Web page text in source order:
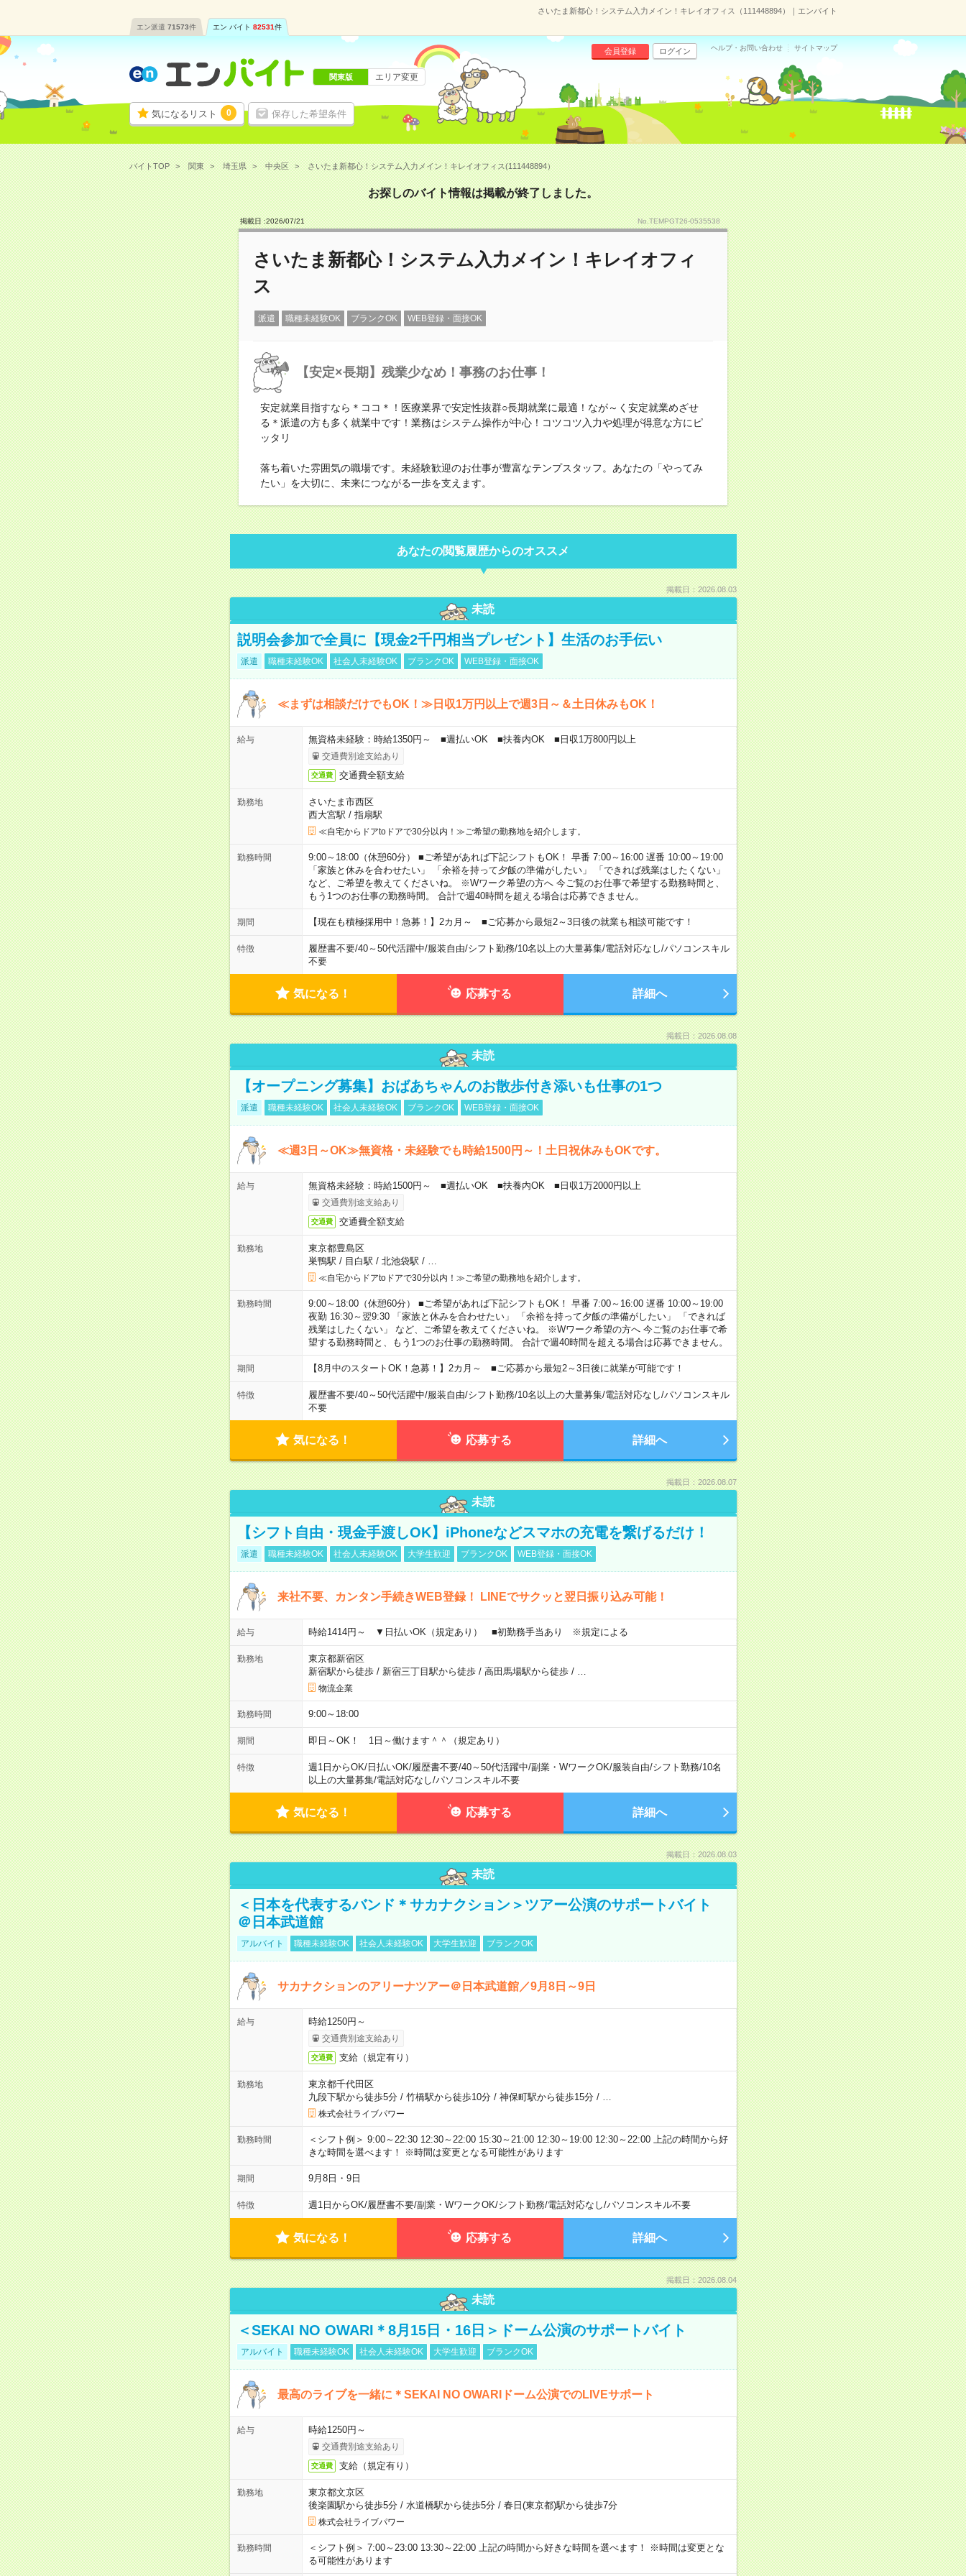
さいたま新都心！システム入力メイン！キレイオフィス（111448894）｜エンバイト
エン派遣 71573件 エン バイト 82531件
気になるリスト 0 保存した希望条件
会員登録 ログイン ヘルプ・お問い合わせ サイトマップ
関東版 エリア変更
バイトTOP 関東 埼玉県 中央区 さいたま新都心！システム入力メイン！キレイオフィス(111448894）
お探しのバイト情報は掲載が終了しました。
掲載日 :2026/07/21 No.TEMPGT26-0535538
さいたま新都心！システム入力メイン！キレイオフィ
ス
派遣 職種未経験OK ブランクOK WEB登録・面接OK
【安定×長期】残業少なめ！事務のお仕事！
安定就業目指すなら＊ココ＊！医療業界で安定性抜群○長期就業に最適！なが～く安定就業めざせ
る＊派遣の方も多く就業中です！業務はシステム操作が中心！コツコツ入力や処理が得意な方にピ
ッタリ
落ち着いた雰囲気の職場です。未経験歓迎のお仕事が豊富なテンプスタッフ。あなたの「やってみ
たい」を大切に、未来につながる一歩を支えます。
あなたの閲覧履歴からのオススメ
掲載日：2026.08.03
未読
説明会参加で全員に【現金2千円相当プレゼント】生活のお手伝い
派遣 職種未経験OK 社会人未経験OK ブランクOK WEB登録・面接OK
≪まずは相談だけでもOK！≫日収1万円以上で週3日～＆土日休みもOK！
給与 無資格未経験：時給1350円～ ■週払いOK ■扶養内OK ■日収1万800円以上
交通費別途支給あり
交通費 交通費全額支給
勤務地
さいたま市西区
西大宮駅 / 指扇駅
≪自宅からドアtoドアで30分以内！≫ご希望の勤務地を紹介します。
勤務時間
9:00～18:00（休憩60分） ■ご希望があれば下記シフトもOK！ 早番 7:00～16:00 遅番 10:00～19:00
「家族と休みを合わせたい」 「余裕を持って夕飯の準備がしたい」 「できれば残業はしたくない」
など、ご希望を教えてくださいね。 ※Wワーク希望の方へ 今ご覧のお仕事で希望する勤務時間と、
もう1つのお仕事の勤務時間。 合計で週40時間を超える場合は応募できません。
期間 【現在も積極採用中！急募！】2カ月～ ■ご応募から最短2～3日後の就業も相談可能です！
特徴 履歴書不要/40～50代活躍中/服装自由/シフト勤務/10名以上の大量募集/電話対応なし/パソコンスキル
不要
気になる！ 応募する 詳細へ
掲載日：2026.08.08
未読
【オープニング募集】おばあちゃんのお散歩付き添いも仕事の1つ
派遣 職種未経験OK 社会人未経験OK ブランクOK WEB登録・面接OK
≪週3日～OK≫無資格・未経験でも時給1500円～！土日祝休みもOKです。
給与 無資格未経験：時給1500円～ ■週払いOK ■扶養内OK ■日収1万2000円以上
交通費別途支給あり
交通費 交通費全額支給
勤務地
東京都豊島区
巣鴨駅 / 目白駅 / 北池袋駅 /
≪自宅からドアtoドアで30分以内！≫ご希望の勤務地を紹介します。
勤務時間
9:00～18:00（休憩60分） ■ご希望があれば下記シフトもOK！ 早番 7:00～16:00 遅番 10:00～19:00
夜勤 16:30～翌9:30 「家族と休みを合わせたい」 「余裕を持って夕飯の準備がしたい」 「できれば
残業はしたくない」 など、ご希望を教えてくださいね。 ※Wワーク希望の方へ 今ご覧のお仕事で希
望する勤務時間と、もう1つのお仕事の勤務時間。 合計で週40時間を超える場合は応募できません。
期間 【8月中のスタートOK！急募！】2カ月～ ■ご応募から最短2～3日後に就業が可能です！
特徴 履歴書不要/40～50代活躍中/服装自由/シフト勤務/10名以上の大量募集/電話対応なし/パソコンスキル
不要
気になる！ 応募する 詳細へ
掲載日：2026.08.07
未読
【シフト自由・現金手渡しOK】iPhoneなどスマホの充電を繋げるだけ！
派遣 職種未経験OK 社会人未経験OK 大学生歓迎 ブランクOK WEB登録・面接OK
来社不要、カンタン手続きWEB登録！ LINEでサクッと翌日振り込み可能！
給与 時給1414円～ ▼日払いOK（規定あり） ■初勤務手当あり ※規定による
勤務地
東京都新宿区
新宿駅から徒歩/ 新宿三丁目駅から徒歩/ 高田馬場駅から徒歩/
物流企業
勤務時間 9:00～18:00
期間 即日～OK！ 1日～働けます＾＾（規定あり）
特徴 週1日からOK/日払いOK/履歴書不要/40～50代活躍中/副業・WワークOK/服装自由/シフト勤務/10名
以上の大量募集/電話対応なし/パソコンスキル不要
気になる！ 応募する 詳細へ
掲載日：2026.08.03
未読
＜日本を代表するバンド＊サカナクション＞ツアー公演のサポートバイト
＠日本武道館
アルバイト 職種未経験OK 社会人未経験OK 大学生歓迎 ブランクOK
サカナクションのアリーナツアー＠日本武道館／9月8日～9日
給与 時給1250円～
交通費別途支給あり
交通費 支給（規定有り）
勤務地
東京都千代田区
九段下駅から徒歩5分/ 竹橋駅から徒歩10分/ 神保町駅から徒歩15分/
株式会社ライブパワー
勤務時間
＜シフト例＞ 9:00～22:30 12:30～22:00 15:30～21:00 12:30～19:00 12:30～22:00 上記の時間から好
きな時間を選べます！ ※時間は変更となる可能性があります
期間 9月8日・9日
特徴 週1日からOK/履歴書不要/副業・WワークOK/シフト勤務/電話対応なし/パソコンスキル不要
気になる！ 応募する 詳細へ
掲載日：2026.08.04
未読
＜SEKAI NO OWARI＊8月15日・16日＞ドーム公演のサポートバイト
アルバイト 職種未経験OK 社会人未経験OK 大学生歓迎 ブランクOK
最高のライブを一緒に＊SEKAI NO OWARIドーム公演でのLIVEサポート
給与 時給1250円～
交通費別途支給あり
交通費 支給（規定有り）
勤務地
東京都文京区
後楽園駅から徒歩5分/ 水道橋駅から徒歩5分/ 春日(東京都)駅から徒歩7分
株式会社ライブパワー
勤務時間
＜シフト例＞ 7:00～23:00 13:30～22:00 上記の時間から好きな時間を選べます！ ※時間は変更とな
る可能性があります